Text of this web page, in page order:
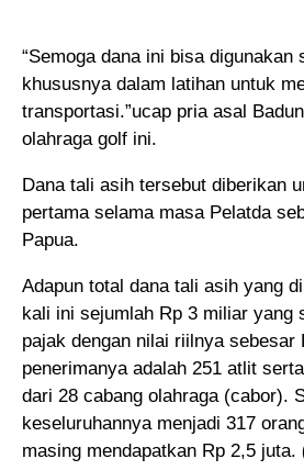
“Semoga dana ini bisa digunakan
khususnya dalam latihan untuk
transportasi.”ucap pria asal
olahraga golf ini.
Dana tali asih tersebut diberikan
pertama selama masa Pelatda
Papua.
Adapun total dana tali asih yang
kali ini sejumlah Rp 3 miliar yang
pajak dengan nilai riilnya sebesar
penerimanya adalah 251 atlit
dari 28 cabang olahraga (cabor).
keseluruhannya menjadi 317
masing mendapatkan Rp 2,5 juta.